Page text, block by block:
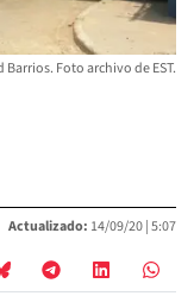
Foto archivo de EST.
Actualizado: 14/09/20 |5:07